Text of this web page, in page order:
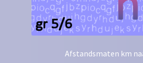
Afstandsmaten km